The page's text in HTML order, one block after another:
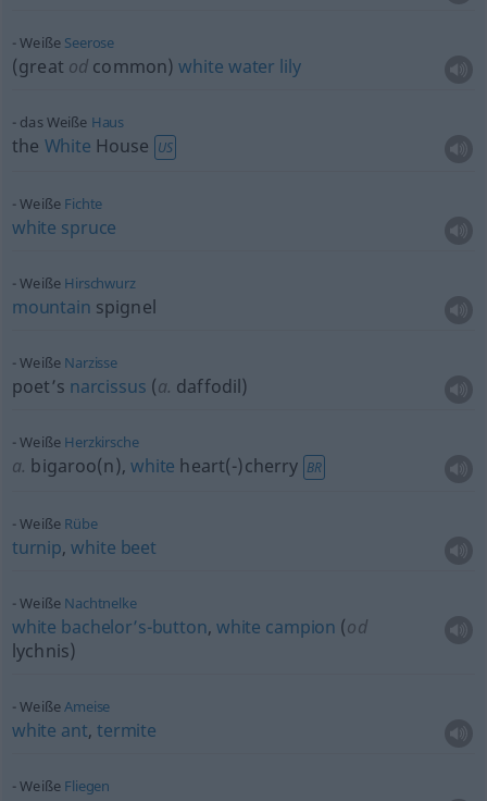
Weiße Seerose
(great od common)white water lily
das Weiße Haus
the White House US
Weiße Fichte
white spruce
Weiße Hirschwurz
mountain spignel
Weiße Narzisse
poet’s narcissus (a. daffodil)
Weiße Herzkirsche
a. bigaroo(n),white heart(-)cherry BR
Weiße Rübe
turnip,white beet
Weiße Nachtnelke
white bachelor’s-button, white campion (od
lychnis)
WeißeAmeise
white ant,termite
Weiße Fliegen